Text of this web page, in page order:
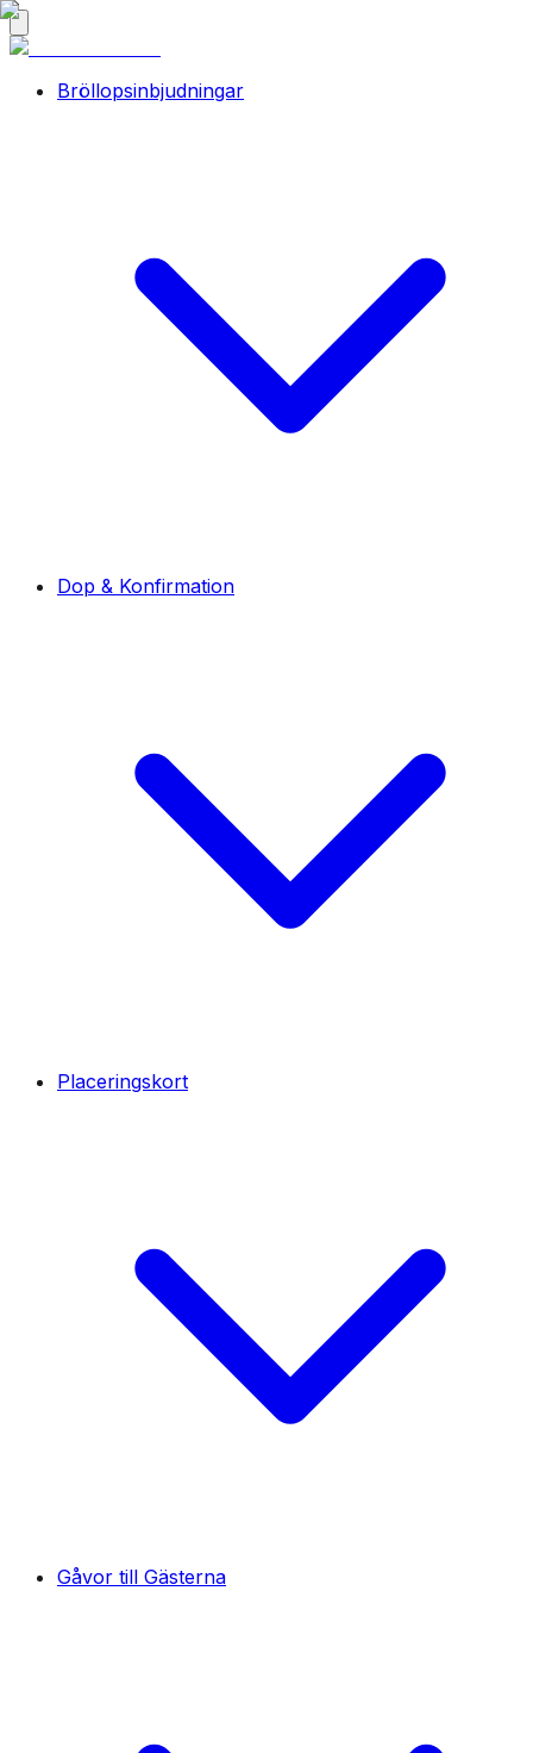
Bröllopsinbjudningar
Dop & Konfirmation
Placeringskort
Gåvor till Gästerna